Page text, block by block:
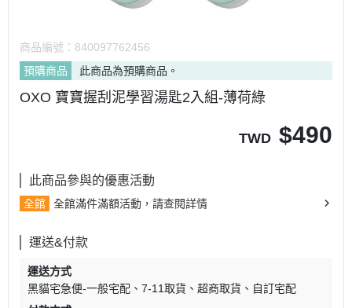
商品編號： 840097762456
預購商品
此商品為預購商品。
OXO 寶寶握刮泥學習湯匙2入組-薄荷綠
TWD $490
此商品參與的優惠活動
全館 全館滿件滿額活動，請查閱詳情
運送&付款
運送方式
黑貓宅急便-一般宅配
7-11取貨 超商取貨
自訂宅配